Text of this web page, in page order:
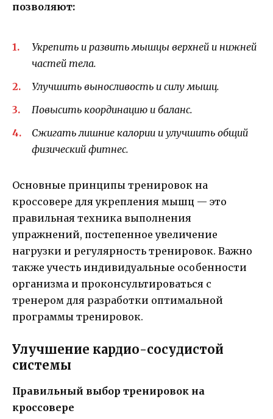
позволяют:
Укрепить и развить мышцы верхней и нижней
частей тела.
Улучшить выносливость и силу мышц.
Повысить координацию и баланс.
Сжигать лишние калории и улучшить общий
физический фитнес.
Основные принципы тренировок на
кроссовере для укрепления мышц — это
правильная техника выполнения
упражнений, постепенное увеличение
нагрузки и регулярность тренировок. Важно
также учесть индивидуальные особенности
организма и проконсультироваться с
тренером для разработки оптимальной
программы тренировок.
Улучшение кардио-сосудистой
системы
Правильный выбор тренировок на
кроссовере